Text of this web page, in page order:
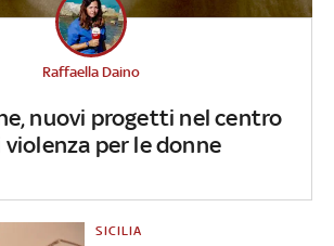
nuovi progetti nel centro
per le donne
Raffaella Daino
SICILIA